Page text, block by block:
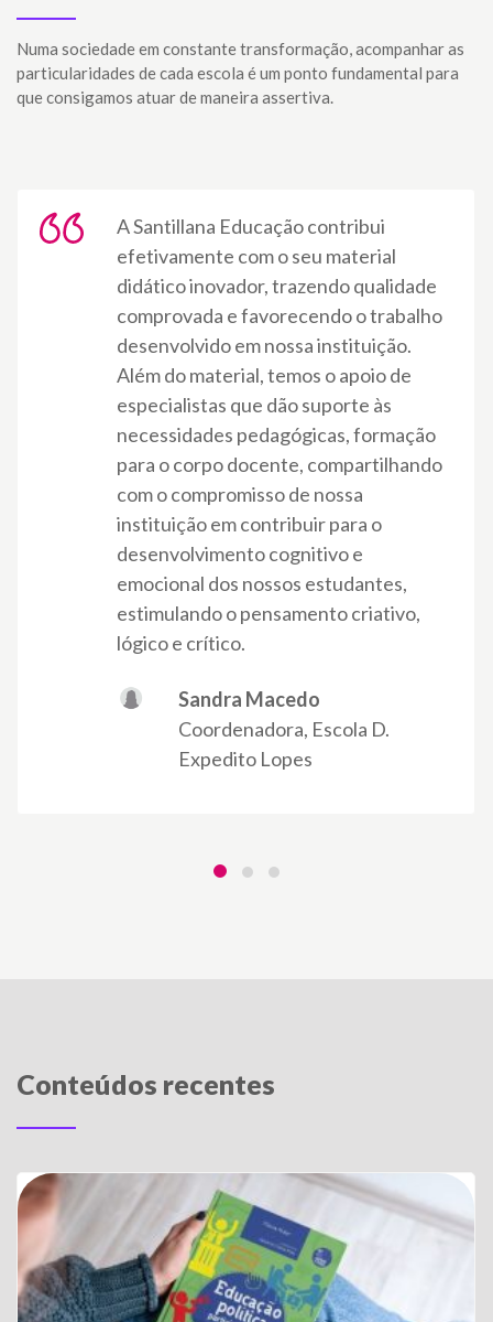
Numa sociedade em constante transformação, acompanhar as
particularidades de cada escola é um ponto fundamental para
que consigamos atuar de maneira assertiva.
A Santillana Educação contribui
efetivamente com o seu material
didático inovador, trazendo qualidade
comprovada e favorecendo o trabalho
desenvolvido em nossa instituição.
Além do material, temos o apoio de
especialistas que dão suporte às
necessidades pedagógicas, formação
para o corpo docente, compartilhando
com o compromisso de nossa
instituição em contribuir para o
desenvolvimento cognitivo e
emocional dos nossos estudantes,
estimulando o pensamento criativo,
lógico e crítico.
Sandra Macedo
Coordenadora, Escola D.
Expedito Lopes
Conteúdos recentes